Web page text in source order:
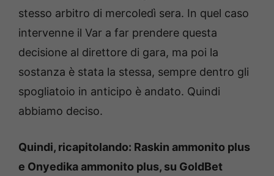
stesso arbitro di mercoledì sera. In quel caso
intervenne il Var a far prendere questa
decisione al direttore di gara, ma poi la
sostanza è stata la stessa, sempre dentro gli
spogliatoio in anticipo è andato. Quindi
abbiamo deciso.
Quindi, ricapitolando: Raskin ammonito plus
e Onyedika ammonito plus, su GoldBet